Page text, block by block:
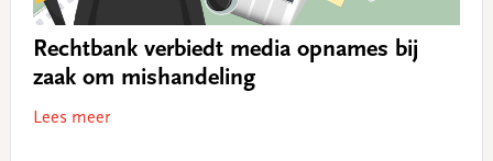
Rechtbank verbiedt media opnames bij
zaak om mishandeling
Lees meer